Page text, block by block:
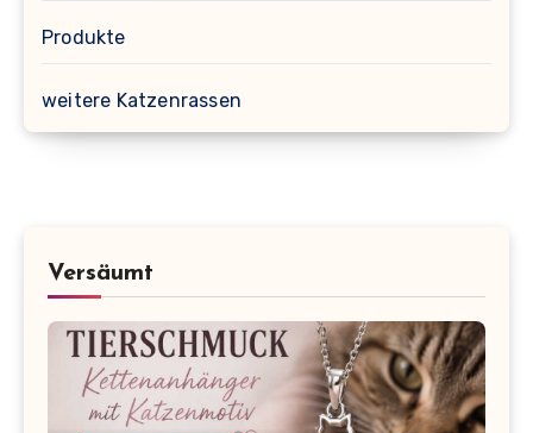
Produkte
weitere Katzenrassen
Versäumt